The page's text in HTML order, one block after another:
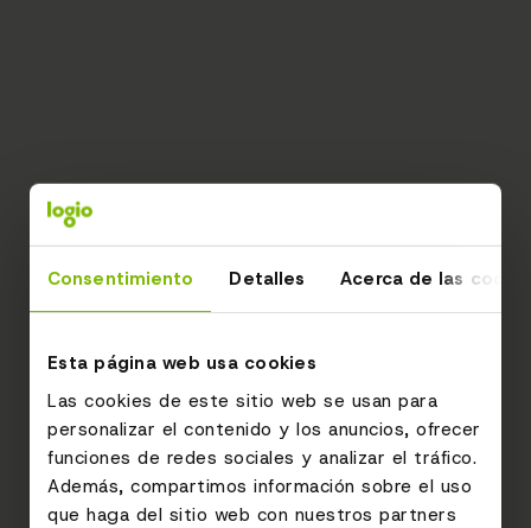
Consentimiento Detalles Acerca de las
Esta página web usa cookies
Las cookies de este sitio web se usan para
personalizar el contenido y los anuncios, ofrecer
funciones de redes sociales y analizar el tráfico.
Además, compartimos información sobre el uso
que haga del sitio web con nuestros partners